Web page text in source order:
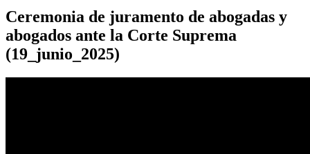
Ceremonia de juramento de abogadas y
abogados ante la Corte Suprema
(19_junio_2025)